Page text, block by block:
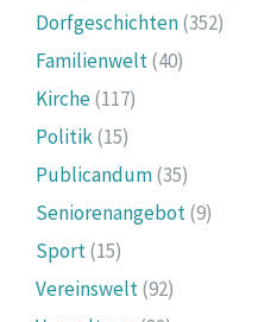
Dorfgeschichten(352)
Familienwelt(40)
Kirche(117)
Politik(15)
Publicandum(35)
Seniorenangebot(9)
Sport(15)
Vereinswelt(92)